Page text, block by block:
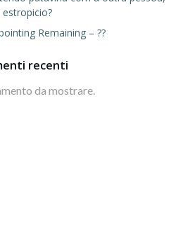
Remaining – ??
recenti
da mostrare.